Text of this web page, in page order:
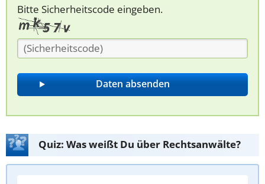
Bitte Sicherheitscode eingeben.
Quiz: Was weißt Du über Rechtsanwälte?